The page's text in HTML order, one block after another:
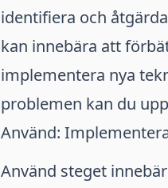
identifiera och
kan innebära att
implementera nya
problemen kan du
Använd:
Använd steget